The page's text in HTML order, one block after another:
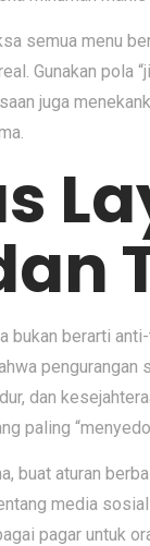
semua menu
Gunakan
juga
berarti
dan
paling
buat aturan
media
pagar untuk